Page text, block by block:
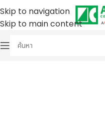
Skip to navigation
Skip to main content